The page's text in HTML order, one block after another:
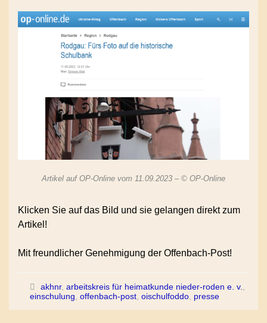
Artikel auf OP-Online vom 11.09.2023 – © OP-Online
Klicken Sie auf das Bild und sie gelangen direkt zum
Artikel!
Mit freundlicher Genehmigung der Offenbach-Post!
akhnr, arbeitskreis für heimatkunde nieder-roden e. v.,
einschulung, offenbach-post, oischulfoddo, presse